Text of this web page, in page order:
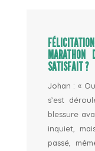
SATISFAIT ?
Johan : «
s’est
blessure
inquiet,
passé,